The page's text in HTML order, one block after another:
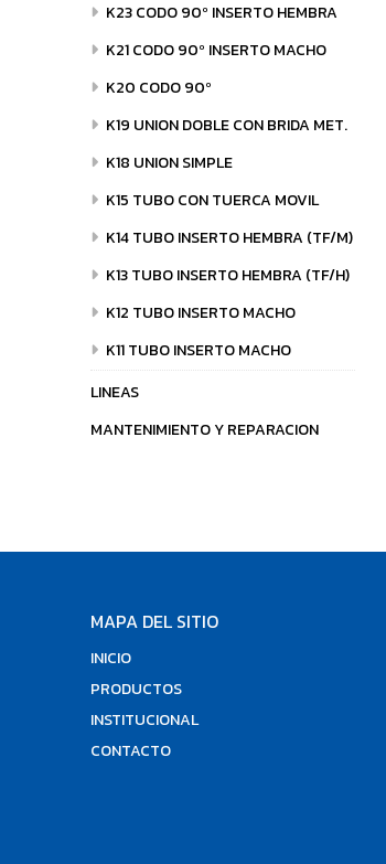
K23 CODO 90º INSERTO HEMBRA
K21 CODO 90º INSERTO MACHO
K20 CODO 90º
K19 UNION DOBLE CON BRIDA MET.
K18 UNION SIMPLE
K15 TUBO CON TUERCA MOVIL
K14 TUBO INSERTO HEMBRA (TF/M)
K13 TUBO INSERTO HEMBRA (TF/H)
K12 TUBO INSERTO MACHO
K11 TUBO INSERTO MACHO
LINEAS
MANTENIMIENTO Y REPARACION
MAPA DEL SITIO
INICIO
PRODUCTOS
INSTITUCIONAL
CONTACTO